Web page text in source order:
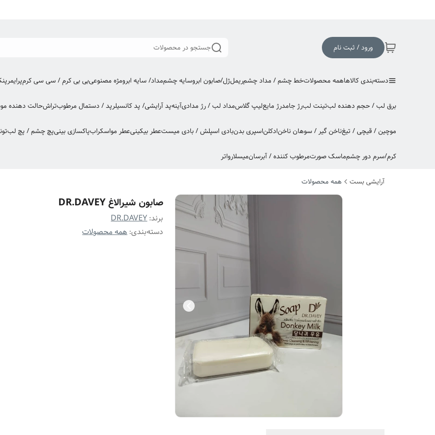
ورود / ثبت نام جستجو در محصولات
دسته‌بندی کالاهاهمه محصولاتخط چشم / مداد چشمریملژل/صابون ابروسایه چشممداد/ سایه ابرومژه مصنوعیبی بی کرم / سی سی کرمپرایمر
برق لب / حجم دهنده لبتینت لبرژ جامدرژ مایعلیپ گلاسمداد لب / رژ مدادیآینهپد آرایشی/ پد کانسیلرپد / دستمال مرطوبتراشحالت دهنده مو
موچین / قیچی / تیغناخن گیر / سوهان ناخنادکلناسپری بدنبادی اسپلش / بادی میستعطر بیکینیعطر مواسکرابپاکسازی بینیپچ چشم / پچ لب
کرم/سرم دور چشمماسک صورتمرطوب کننده / آبرسانمیسلارواتر
آرایشی بست همه محصولات
صابون شیرالاغ DR.DAVEY
برند:DR.DAVEY
دسته‌بندی:همه محصولات